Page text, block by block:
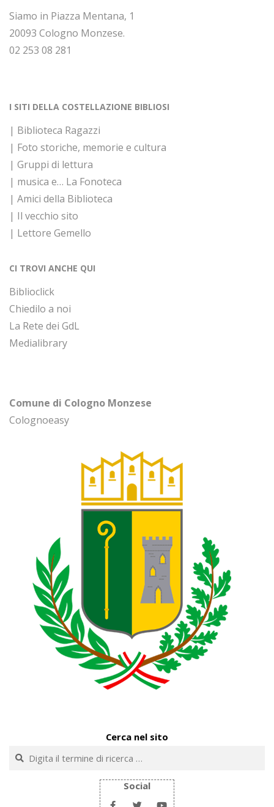
Siamo in Piazza Mentana, 1
20093 Cologno Monzese.
02 253 08 281
I SITI DELLA COSTELLAZIONE BIBLIOSI
| Biblioteca Ragazzi
| Foto storiche, memorie e cultura
| Gruppi di lettura
| musica e… La Fonoteca
| Amici della Biblioteca
| Il vecchio sito
| Lettore Gemello
CI TROVI ANCHE QUI
Biblioclick
Chiedilo a noi
La Rete dei GdL
Medialibrary
Comune di Cologno Monzese
Colognoeasy
Cerca nel sito
Social